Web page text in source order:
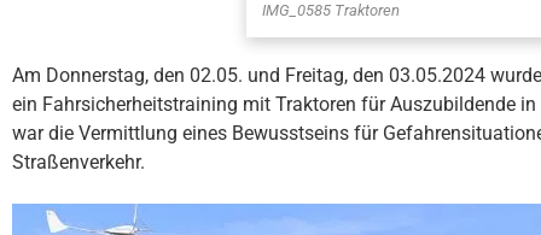
IMG_0585 Traktoren
Am Donnerstag, den 02.05. und Freitag, den 03.05.2024
ein Fahrsicherheitstraining mit Traktoren für Auszubildende
war die Vermittlung eines Bewusstseins für
Straßenverkehr.